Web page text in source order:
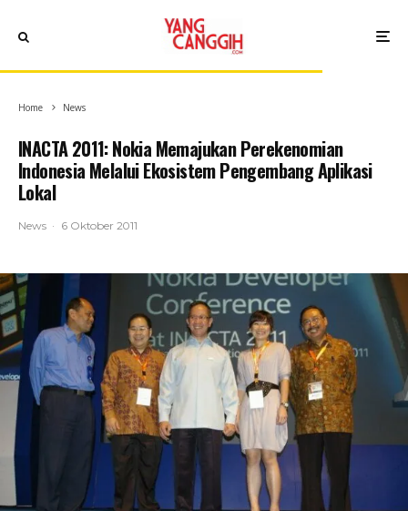
Home News
INACTA 2011: Nokia Memajukan Perekenomian
Indonesia Melalui Ekosistem Pengembang Aplikasi
Lokal
News · 6 Oktober 2011